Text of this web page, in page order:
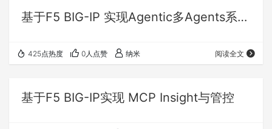
基于F5 BIG-IP 实现Agentic多Agents系统LLM模型路由
425点热度 0人点赞 纳米 阅读全文
基于F5 BIG-IP实现 MCP Insight与管控